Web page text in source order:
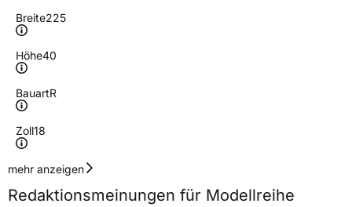
Breite225
Höhe40
BauartR
Zoll18
Geschwindigkeitsindex
mehr anzeigen
Redaktionsmeinungen für Modellreihe